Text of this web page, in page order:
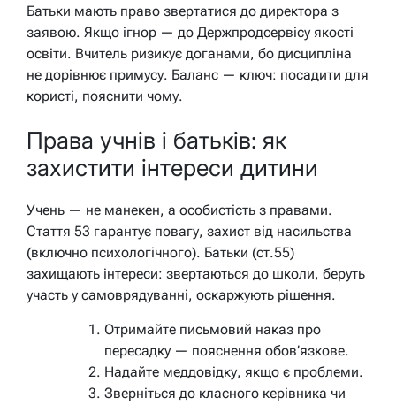
Батьки мають право звертатися до директора з
заявою. Якщо ігнор — до Держпродсервісу якості
освіти. Вчитель ризикує доганами, бо дисципліна
не дорівнює примусу. Баланс — ключ: посадити для
користі, пояснити чому.
Права учнів і батьків: як
захистити інтереси дитини
Учень — не манекен, а особистість з правами.
Стаття 53 гарантує повагу, захист від насильства
(включно психологічного). Батьки (ст.55)
захищають інтереси: звертаються до школи, беруть
участь у самоврядуванні, оскаржують рішення.
Отримайте письмовий наказ про
пересадку — пояснення обов’язкове.
Надайте меддовідку, якщо є проблеми.
Зверніться до класного керівника чи